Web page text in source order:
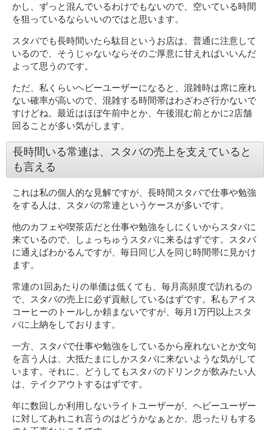
かし、ずっと混んでいるわけでもないので、空いている時間
を狙っているならいいのではと思います。
スタバでも長時間いたら駄目というお店は、普通に注意して
いるので、そうじゃないならそのご厚意に甘えればいいんだ
よって思うのです。
ただ、私くらいヘビーユーザーになると、混雑時は席に座れ
ない確率が高いので、混雑する時間帯はわざわざ行かないで
すけどね。最近はほぼ午前中とか、午後混む前とかに2店舗
回ることが多い気がします。
長時間いる常連は、スタバの売上を支えていると
も言える
これは私の個人的な見解ですが、長時間スタバで仕事や勉強
をする人は、スタバの常連というケースが多いです。
他のカフェや喫茶店だと仕事や勉強をしにくいからスタバに
来ているので、しょっちゅうスタバに来るはずです。スタバ
に通えばわかるんですが、毎日同じ人を同じ時間帯に見かけ
ます。
常連の1回あたりの単価は低くても、毎月高頻度で訪れるの
で、スタバの売上に必ず貢献しているはずです。私もアイス
コーヒーのトールしか頼まないですが、毎月1万円以上スタ
バに上納をしております。
一方、スタバで仕事や勉強をしているから座れないとか文句
を言う人は、大抵たまにしかスタバに来ないような気がして
います。それに、どうしてもスタバのドリンクが飲みたい人
は、テイクアウトするはずです。
年に数回しか利用しないライトユーザーが、ヘビーユーザー
に対してあれこれ言うのはどうかなぁとか、思ったりもする